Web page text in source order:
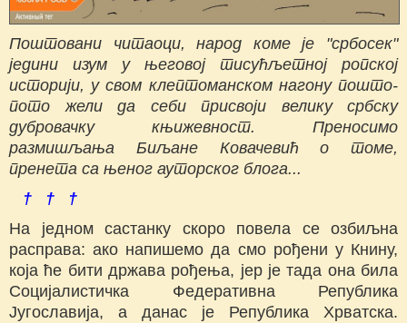
Поштовани читаоци, народ коме је "србосек"
једини изум у његовој тисућљетној ропској
историји, у свом клептоманском нагону пошто-
пото жели да себи присвоји велику србску
дубровачку књижевност. Преносимо
размишљања Биљане Ковачевић о томе,
пренета са њеног ауторског блога...
† † †
На једном састанку скоро повела се озбиљна
расправа: ако напишемо да смо рођени у Книну,
која ће бити држава рођења, јер је тада она била
Социјалистичка Федеративна Република
Југославија, а данас је Република Хрватска.